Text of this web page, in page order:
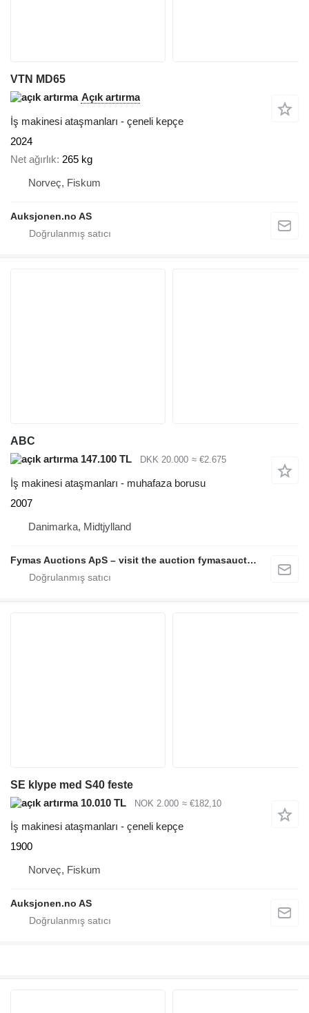
VTN MD65
Açık artırma
İş makinesi ataşmanları - çeneli kepçe
2024
Net ağırlık 265 kg
Norveç, Fiskum
Auksjonen.no AS
ABC
147.100 TL
DKK 20.000 ≈ €2.675
İş makinesi ataşmanları - muhafaza borusu
2007
Danimarka, Midtjylland
Fymas Auctions ApS – visit the auction fymasauctions.dk
SE klype med S40 feste
10.010 TL
NOK 2.000 ≈ €182,10
İş makinesi ataşmanları - çeneli kepçe
1900
Norveç, Fiskum
Auksjonen.no AS